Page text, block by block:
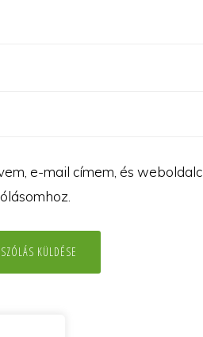
e-mail címem, és